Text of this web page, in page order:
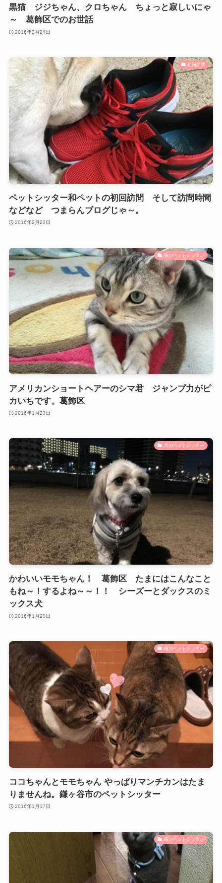
黒猫 ジジちゃん、クロちゃん ちょっと寂しいにゃ
～ 葛飾区でのお世話
2016年2月24日
初回訪問
ペットシッター和ペットの初回訪問 そして訪問時間
などなど つまらんブログじゃ～。
2016年2月23日
猫のペットシッター
アメリカンショートヘアーのシマ君 ジャンプ力がピ
カいちです。葛飾区
2016年1月23日
犬のペットシッター
かわいいモモちゃん！ 葛飾区 たまにはこんなこと
もね～！するよね～～！！ シーズーとダックスのミ
ックス犬
2016年1月20日
猫のペットシッター
ココちゃんとモモちゃん やっぱりマンチカンはたま
りませんね。鎌ヶ谷市のペットシッター
2016年1月17日
猫のペットシッター